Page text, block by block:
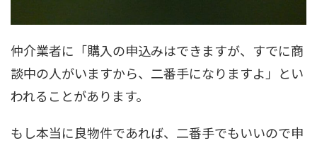
仲介業者に「購入の申込みはできますが、すでに商
談中の人がいますから、二番手になりますよ」とい
われることがあります。
もし本当に良物件であれば、二番手でもいいので申